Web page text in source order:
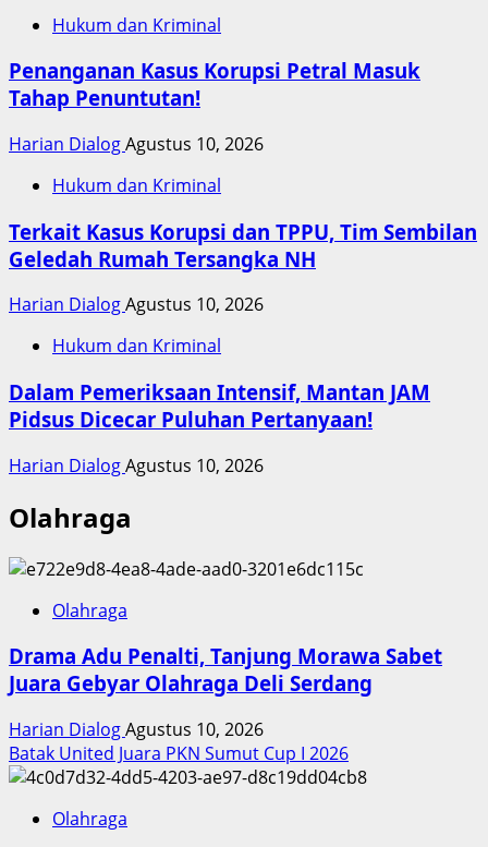
Hukum dan Kriminal
Penanganan Kasus Korupsi Petral Masuk
Tahap Penuntutan!
Harian DialogAgustus 10, 2026
Hukum dan Kriminal
Terkait Kasus Korupsi dan TPPU, Tim Sembilan
Geledah Rumah Tersangka NH
Harian DialogAgustus 10, 2026
Hukum dan Kriminal
Dalam Pemeriksaan Intensif, Mantan JAM
Pidsus Dicecar Puluhan Pertanyaan!
Harian DialogAgustus 10, 2026
Olahraga
Olahraga
Drama Adu Penalti, Tanjung Morawa Sabet
Juara Gebyar Olahraga Deli Serdang
Harian DialogAgustus 10, 2026
Batak United Juara PKN Sumut Cup I 2026
Olahraga